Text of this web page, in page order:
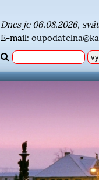
Dnes je 06.08.2026,
E-mail: